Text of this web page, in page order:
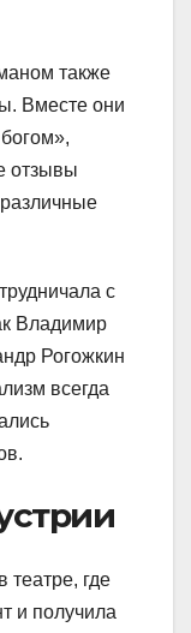
также
Вместе они
отзывы
с
Владимир
Рогожкин
всегда
где
и получила